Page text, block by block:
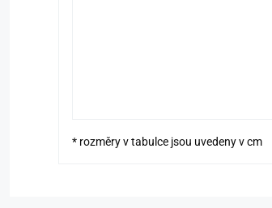
* rozměry v tabulce jsou uvedeny v cm